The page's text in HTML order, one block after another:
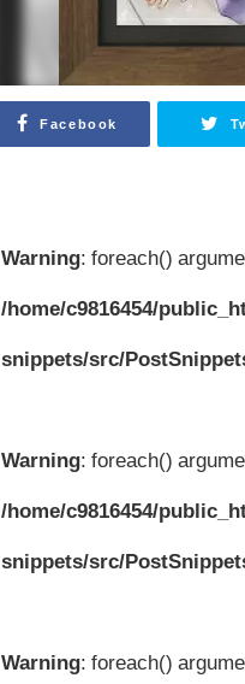
Facebook
Warning: foreach()
/home/c9816454/
snippets/src/
Warning: foreach()
/home/c9816454/
snippets/src/
Warning: foreach()